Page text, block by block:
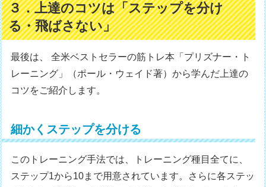
３．上達のコツは「ステップを分け
る・飛ばさない」
最後は、 全米ベストセラーの筋トレ本「プリズナー・ト
レーニング」（ポール・ウェイド著）から学んだ上達の
コツをご紹介します。
細かくステップを分ける
このトレーニング手法では、トレーニング種目全てに、
ステップ1から10まで用意されています。さらに各ステッ